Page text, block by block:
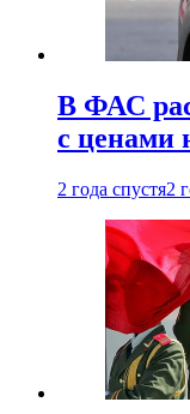
В ФАС
с ценами
2 года спустя2